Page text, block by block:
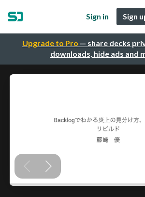
Upgrade to Pro — share decks
downloads, hide ads and
Sign in Sign